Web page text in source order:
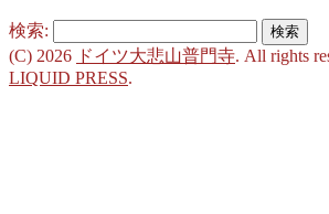
検索:
(C) 2026 ドイツ大悲山普門寺. All rights
LIQUID PRESS.